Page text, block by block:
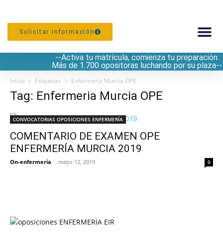
Solicitar información
--Activa tu matrícula, comienza tu preparación.
Más de 1.700 opositoras luchando por su plaza--
Inicio Etiquetas Enfermeria Murcia OPE
Tag: Enfermeria Murcia OPE
CONVOCATORIAS OPOSICIONES ENFERMERÍA
COMENTARIO DE EXAMEN OPE
ENFERMERÍA MURCIA 2019
On-enfermería - mayo 12, 2019 0